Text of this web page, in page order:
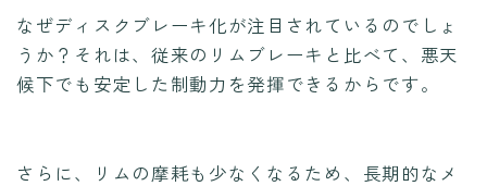
なぜディスクブレーキ化が注目されているのでしょ
うか？それは、従来のリムブレーキと比べて、悪天
候下でも安定した制動力を発揮できるからです。
さらに、リムの摩耗も少なくなるため、長期的なメ